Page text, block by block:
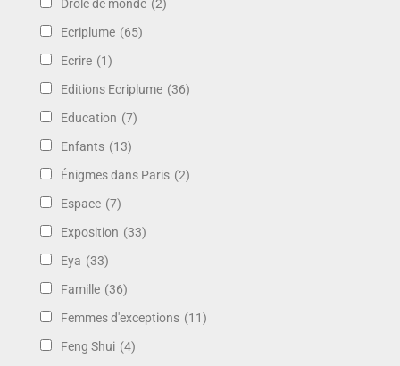
Drôle de monde (2)
Ecriplume (65)
Ecrire (1)
Editions Ecriplume (36)
Education (7)
Enfants (13)
Énigmes dans Paris (2)
Espace (7)
Exposition (33)
Eya (33)
Famille (36)
Femmes d'exceptions (11)
Feng Shui (4)